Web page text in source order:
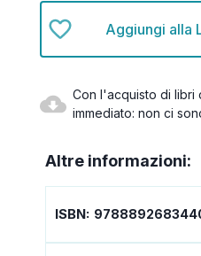
Aggiungi alla
Con l'acquisto di libri
immediato: non ci
Altre informazioni:
ISBN: